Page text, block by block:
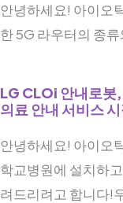
안녕하세요! 아이오
한 5G 라우터의 종
LG CLOi 안내로봇
의료 안내 서비스
안녕하세요! 아이오
학교병원에 설치하
려드리려고 합니다!